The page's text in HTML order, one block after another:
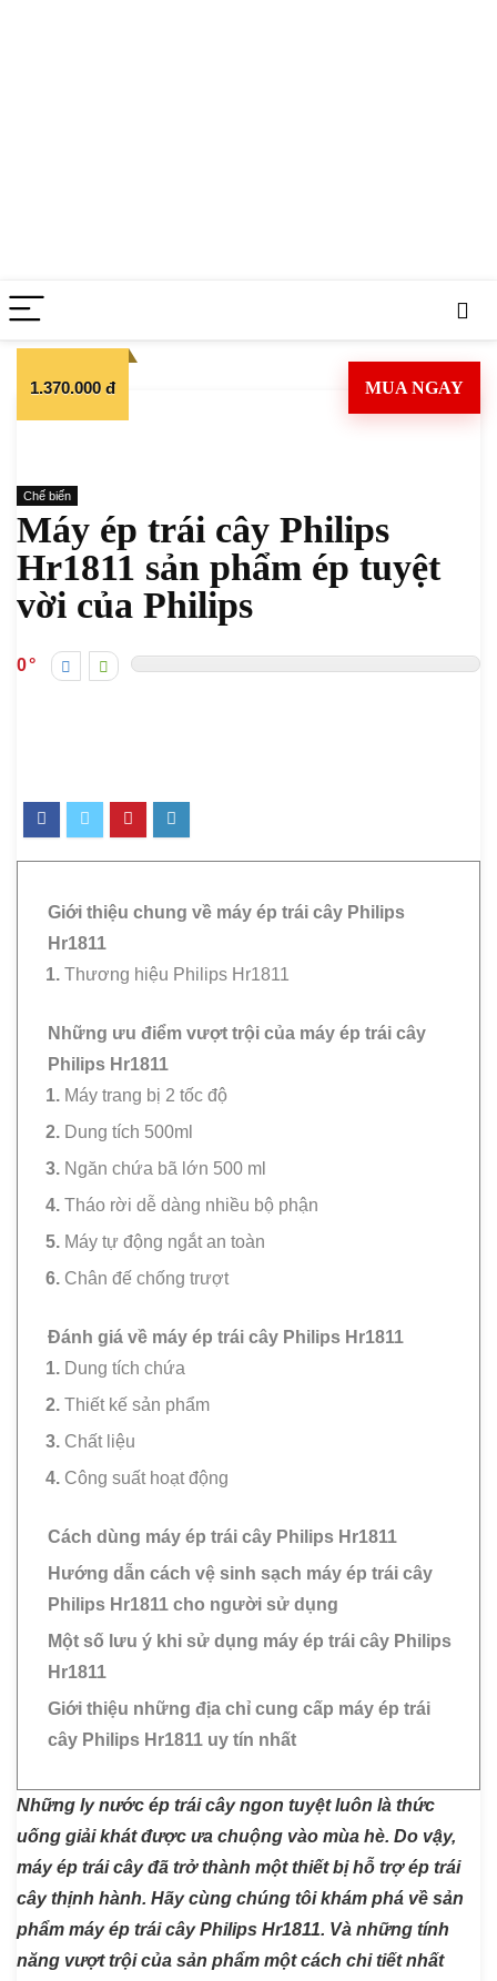
1.370.000 đ MUA NGAY
Chế biến
Máy ép trái cây Philips
Hr1811 sản phẩm ép tuyệt
vời của Philips
0
Giới thiệu chung về máy ép trái cây Philips
Hr1811
Thương hiệu Philips Hr1811
Những ưu điểm vượt trội của máy ép trái cây
Philips Hr1811
Máy trang bị 2 tốc độ
Dung tích 500ml
Ngăn chứa bã lớn 500 ml
Tháo rời dễ dàng nhiều bộ phận
Máy tự động ngắt an toàn
Chân đế chống trượt
Đánh giá về máy ép trái cây Philips Hr1811
Dung tích chứa
Thiết kế sản phẩm
Chất liệu
Công suất hoạt động
Cách dùng máy ép trái cây Philips Hr1811
Hướng dẫn cách vệ sinh sạch máy ép trái cây
Philips Hr1811 cho người sử dụng
Một số lưu ý khi sử dụng máy ép trái cây Philips
Hr1811
Giới thiệu những địa chỉ cung cấp máy ép trái
cây Philips Hr1811 uy tín nhất
Những ly nước ép trái cây ngon tuyệt luôn là thức
uống giải khát được ưa chuộng vào mùa hè. Do vậy,
máy ép trái cây đã trở thành một thiết bị hỗ trợ ép trái
cây thịnh hành. Hãy cùng chúng tôi khám phá về sản
phẩm máy ép trái cây Philips Hr1811. Và những tính
năng vượt trội của sản phẩm một cách chi tiết nhất